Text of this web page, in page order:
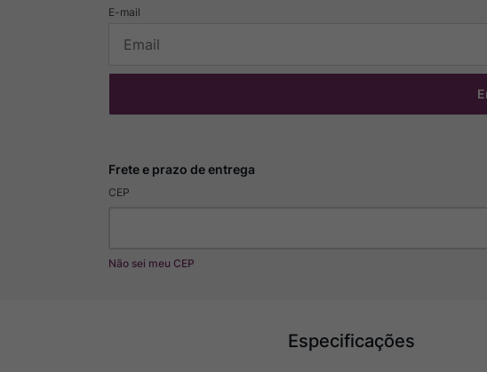
CEP
Não sei meu CEP
Especificações